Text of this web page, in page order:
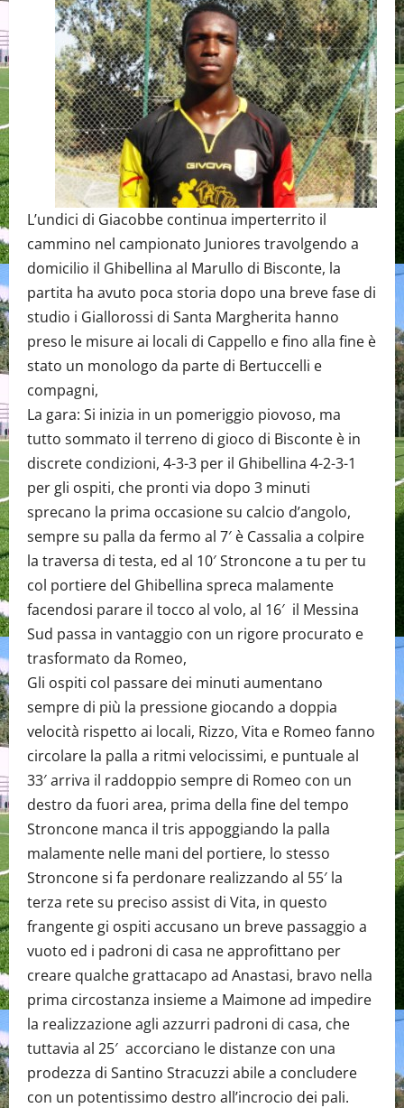
L’undici di Giacobbe continua imperterrito il
cammino nel campionato Juniores travolgendo a
domicilio il Ghibellina al Marullo di Bisconte, la
partita ha avuto poca storia dopo una breve fase di
studio i Giallorossi di Santa Margherita hanno
preso le misure ai locali di Cappello e fino alla fine è
stato un monologo da parte di Bertuccelli e
compagni,
La gara: Si inizia in un pomeriggio piovoso, ma
tutto sommato il terreno di gioco di Bisconte è in
discrete condizioni, 4-3-3 per il Ghibellina 4-2-3-1
per gli ospiti, che pronti via dopo 3 minuti
sprecano la prima occasione su calcio d’angolo,
sempre su palla da fermo al 7′ è Cassalia a colpire
la traversa di testa, ed al 10′ Stroncone a tu per tu
col portiere del Ghibellina spreca malamente
facendosi parare il tocco al volo, al 16′ il Messina
Sud passa in vantaggio con un rigore procurato e
trasformato da Romeo,
Gli ospiti col passare dei minuti aumentano
sempre di più la pressione giocando a doppia
velocità rispetto ai locali, Rizzo, Vita e Romeo fanno
circolare la palla a ritmi velocissimi, e puntuale al
33′ arriva il raddoppio sempre di Romeo con un
destro da fuori area, prima della fine del tempo
Stroncone manca il tris appoggiando la palla
malamente nelle mani del portiere, lo stesso
Stroncone si fa perdonare realizzando al 55′ la
terza rete su preciso assist di Vita, in questo
frangente gi ospiti accusano un breve passaggio a
vuoto ed i padroni di casa ne approfittano per
creare qualche grattacapo ad Anastasi, bravo nella
prima circostanza insieme a Maimone ad impedire
la realizzazione agli azzurri padroni di casa, che
tuttavia al 25′ accorciano le distanze con una
prodezza di Santino Stracuzzi abile a concludere
con un potentissimo destro all’incrocio dei pali.